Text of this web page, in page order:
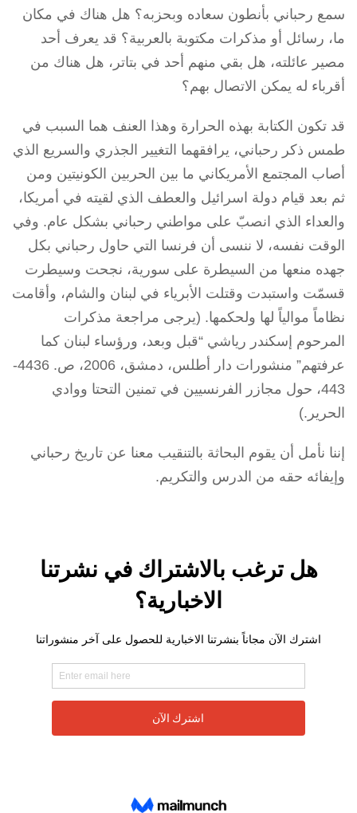
سمع رحباني بأنطون سعاده وبحزبه؟ هل هناك في مكان
ما، رسائل أو مذكرات مكتوبة بالعربية؟ قد يعرف أحد
مصير عائلته، هل بقي منهم أحد في بتاتر، هل هناك من
أقرباء له يمكن الاتصال بهم؟
قد تكون الكتابة بهذه الحرارة وهذا العنف هما السبب في
طمس ذكر رحباني، يرافقهما التغيير الجذري والسريع الذي
أصاب المجتمع الأمريكاني ما بين الحربين الكونيتين ومن
ثم بعد قيام دولة اسرائيل والعطف الذي لقيته في أمريكا،
والعداء الذي انصبّ على مواطني رحباني بشكل عام. وفي
الوقت نفسه، لا ننسى أن فرنسا التي حاول رحباني بكل
جهده منعها من السيطرة على سورية، نجحت وسيطرت
قسمّت واستبدت وقتلت الأبرياء في لبنان والشام، وأقامت
نظاماً موالياً لها ولحكمها. (يرجى مراجعة مذكرات
المرحوم إسكندر رياشي “قبل وبعد، ورؤساء لبنان كما
عرفتهم” منشورات دار أطلس، دمشق، 2006، ص. 4436-
443، حول مجازر الفرنسيين في تمنين التحتا ووادي
الحرير.)
إننا نأمل أن يقوم البحاثة بالتنقيب معنا عن تاريخ رحباني
وإيفائه حقه من الدرس والتكريم.